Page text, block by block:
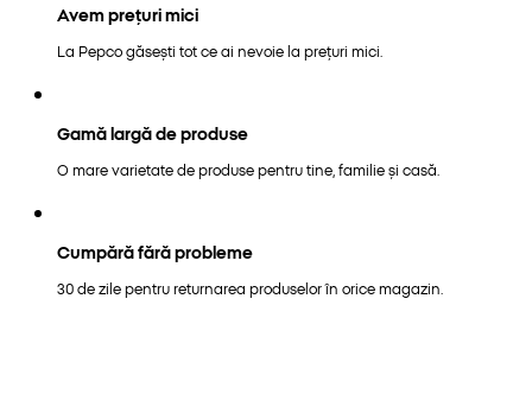
Avem prețuri mici
La Pepco găsești tot ce ai nevoie la prețuri mici.
Gamă largă de produse
O mare varietate de produse pentru tine, familie și casă.
Cumpără fără probleme
30 de zile pentru returnarea produselor în orice magazin.